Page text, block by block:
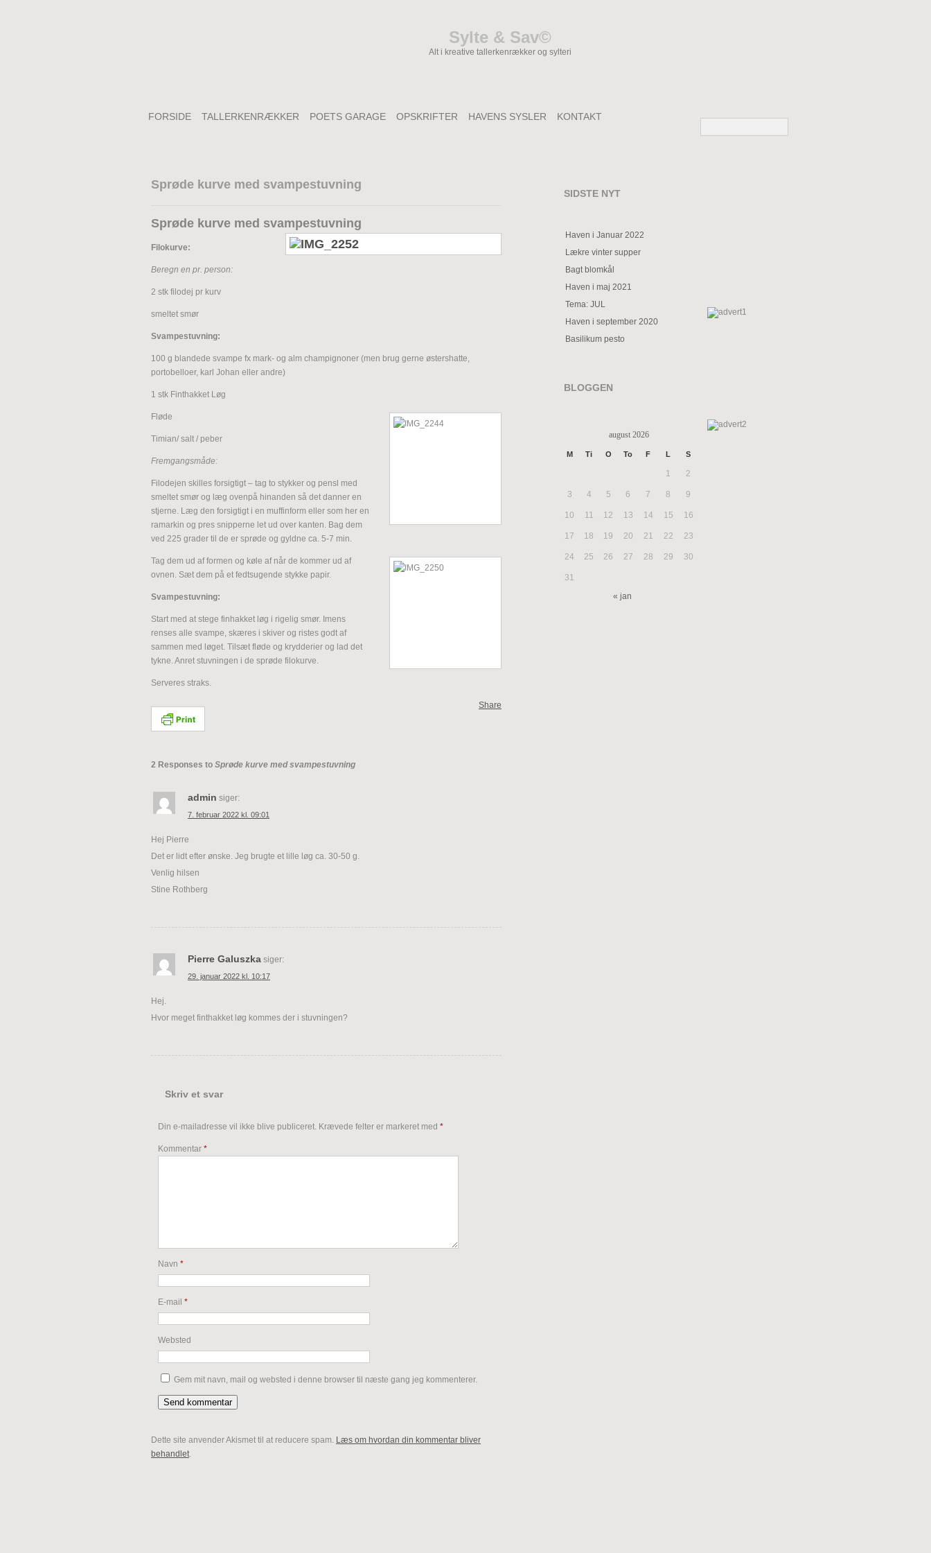
Sylte & Sav©
Alt i kreative tallerkenrækker og sylteri
FORSIDE TALLERKENRÆKKER POETS GARAGE OPSKRIFTER HAVENS SYSLER KONTAKT
Sprøde kurve med svampestuvning
Sprøde kurve med svampestuvning
Filokurve:
Beregn en pr. person:
2 stk filodej pr kurv
smeltet smør
Svampestuvning:
100 g blandede svampe fx mark- og alm champignoner (men brug gerne østershatte,
portobelloer, karl Johan eller andre)
1 stk Finthakket Løg
Fløde
Timian/ salt / peber
Fremgangsmåde:
Filodejen skilles forsigtigt – tag to stykker og pensl med
smeltet smør og læg ovenpå hinanden så det danner en
stjerne. Læg den forsigtigt i en muffinform eller som her en
ramarkin og pres snipperne let ud over kanten. Bag dem
ved 225 grader til de er sprøde og gyldne ca. 5-7 min.
Tag dem ud af formen og køle af når de kommer ud af
ovnen. Sæt dem på et fedtsugende stykke papir.
Svampestuvning:
Start med at stege finhakket løg i rigelig smør. Imens
renses alle svampe, skæres i skiver og ristes godt af
sammen med løget. Tilsæt fløde og krydderier og lad det
tykne. Anret stuvningen i de sprøde filokurve.
Serveres straks.
Share
2 Responses to Sprøde kurve med svampestuvning
admin siger:
7. februar 2022 kl. 09:01
Hej Pierre
Det er lidt efter ønske. Jeg brugte et lille løg ca. 30-50 g.
Venlig hilsen
Stine Rothberg
Pierre Galuszka siger:
29. januar 2022 kl. 10:17
Hej.
Hvor meget finthakket løg kommes der i stuvningen?
Skriv et svar
Din e-mailadresse vil ikke blive publiceret. Krævede felter er markeret med *
Kommentar *
Navn *
E-mail *
Websted
Gem mit navn, mail og websted i denne browser til næste gang jeg kommenterer.
Dette site anvender Akismet til at reducere spam. Læs om hvordan din kommentar bliver
behandlet.
SIDSTE NYT
Haven i Januar 2022
Lækre vinter supper
Bagt blomkål
Haven i maj 2021
Tema: JUL
Haven i september 2020
Basilikum pesto
BLOGGEN
august 2026
M Ti O To F L S
1 2
3 4 5 6 7 8 9
10 11 12 13 14 15 16
17 18 19 20 21 22 23
24 25 26 27 28 29 30
31
« jan